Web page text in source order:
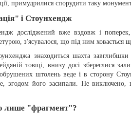
примудрилися спорудити таку
і Стоунхендж
досліджений вже вздовж і
з'ясувалося, що під ним ховається
знаходиться шахта
товщі, внизу досі збереглися
штолень веде і в сто­рону
згодом його засипали. Не
лише "фрагмент"?